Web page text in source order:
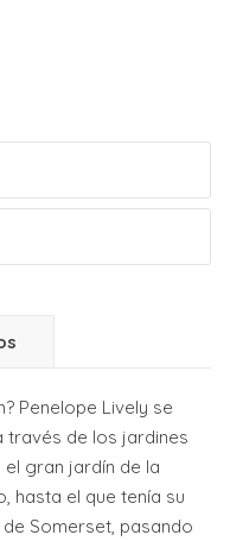
Penelope Lively se
través de los jardines
gran jardín de la
hasta el que tenía su
Somerset, pasando